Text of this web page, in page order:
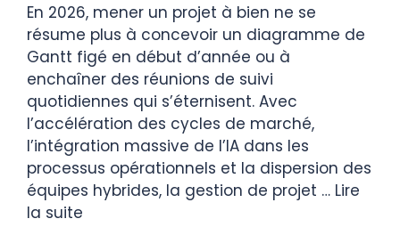
En 2026, mener un projet à bien ne se
résume plus à concevoir un diagramme de
Gantt figé en début d’année ou à
enchaîner des réunions de suivi
quotidiennes qui s’éternisent. Avec
l’accélération des cycles de marché,
l’intégration massive de l’IA dans les
processus opérationnels et la dispersion des
équipes hybrides, la gestion de projet … Lire
la suite